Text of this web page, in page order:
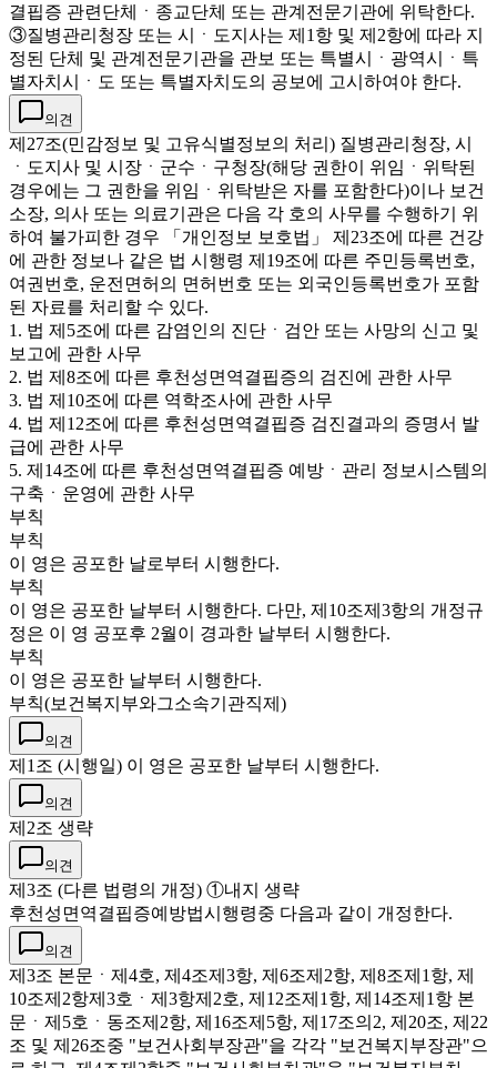
결핍증 관련단체ㆍ종교단체 또는 관계전문기관에 위탁한다.
③질병관리청장 또는 시ㆍ도지사는 제1항 및 제2항에 따라 지
정된 단체 및 관계전문기관을 관보 또는 특별시ㆍ광역시ㆍ특
별자치시ㆍ도 또는 특별자치도의 공보에 고시하여야 한다.
의견
제27조(민감정보 및 고유식별정보의 처리) 질병관리청장, 시
ㆍ도지사 및 시장ㆍ군수ㆍ구청장(해당 권한이 위임ㆍ위탁된
경우에는 그 권한을 위임ㆍ위탁받은 자를 포함한다)이나 보건
소장, 의사 또는 의료기관은 다음 각 호의 사무를 수행하기 위
하여 불가피한 경우 「개인정보 보호법」 제23조에 따른 건강
에 관한 정보나 같은 법 시행령 제19조에 따른 주민등록번호,
여권번호, 운전면허의 면허번호 또는 외국인등록번호가 포함
된 자료를 처리할 수 있다.
1. 법 제5조에 따른 감염인의 진단ㆍ검안 또는 사망의 신고 및
보고에 관한 사무
2. 법 제8조에 따른 후천성면역결핍증의 검진에 관한 사무
3. 법 제10조에 따른 역학조사에 관한 사무
4. 법 제12조에 따른 후천성면역결핍증 검진결과의 증명서 발
급에 관한 사무
5. 제14조에 따른 후천성면역결핍증 예방ㆍ관리 정보시스템의
구축ㆍ운영에 관한 사무
부칙
부칙
이 영은 공포한 날로부터 시행한다.
부칙
이 영은 공포한 날부터 시행한다. 다만, 제10조제3항의 개정규
정은 이 영 공포후 2월이 경과한 날부터 시행한다.
부칙
이 영은 공포한 날부터 시행한다.
부칙(보건복지부와그소속기관직제)
의견
제1조 (시행일) 이 영은 공포한 날부터 시행한다.
의견
제2조 생략
의견
제3조 (다른 법령의 개정) ①내지 생략
후천성면역결핍증예방법시행령중 다음과 같이 개정한다.
의견
제3조 본문ㆍ제4호, 제4조제3항, 제6조제2항, 제8조제1항, 제
10조제2항제3호ㆍ제3항제2호, 제12조제1항, 제14조제1항 본
문ㆍ제5호ㆍ동조제2항, 제16조제5항, 제17조의2, 제20조, 제22
조 및 제26조중 "보건사회부장관"을 각각 "보건복지부장관"으